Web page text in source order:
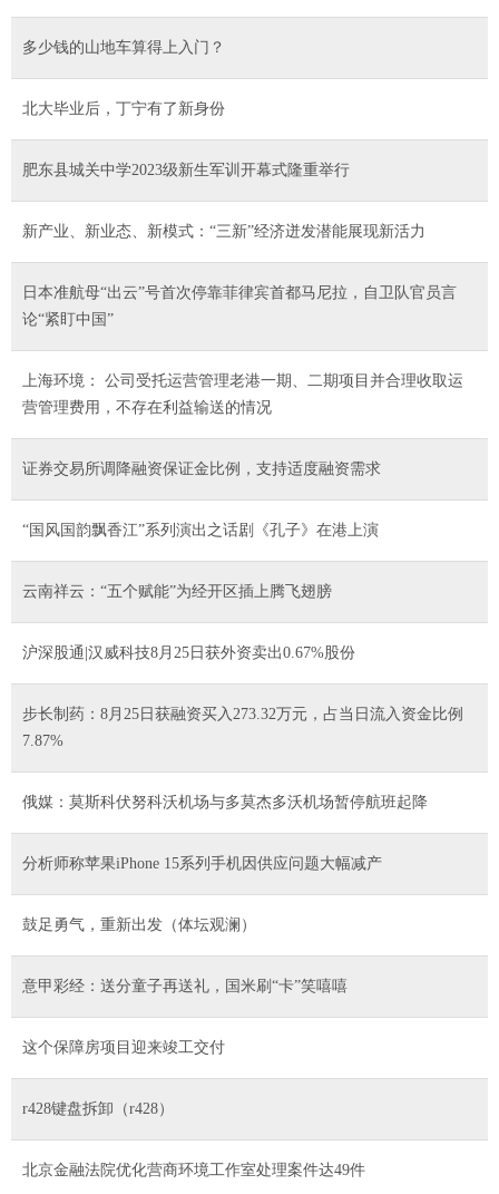
多少钱的山地车算得上入门？
北大毕业后，丁宁有了新身份
肥东县城关中学2023级新生军训开幕式隆重举行
新产业、新业态、新模式：“三新”经济迸发潜能展现新活力
日本准航母“出云”号首次停靠菲律宾首都马尼拉，自卫队官员言
论“紧盯中国”
上海环境： 公司受托运营管理老港一期、二期项目并合理收取运
营管理费用，不存在利益输送的情况
证券交易所调降融资保证金比例，支持适度融资需求
“国风国韵飘香江”系列演出之话剧《孔子》在港上演
云南祥云：“五个赋能”为经开区插上腾飞翅膀
沪深股通|汉威科技8月25日获外资卖出0.67%股份
步长制药：8月25日获融资买入273.32万元，占当日流入资金比例
7.87%
俄媒：莫斯科伏努科沃机场与多莫杰多沃机场暂停航班起降
分析师称苹果iPhone 15系列手机因供应问题大幅减产
鼓足勇气，重新出发（体坛观澜）
意甲彩经：送分童子再送礼，国米刷“卡”笑嘻嘻
这个保障房项目迎来竣工交付
r428键盘拆卸（r428）
北京金融法院优化营商环境工作室处理案件达49件